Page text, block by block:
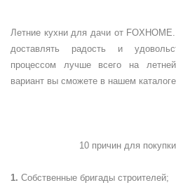
Летние кухни для дачи от
доставлять радость и
процессом лучше всего на
вариант вы сможете в нашем
10 причин для
Собственные бригады строителей;